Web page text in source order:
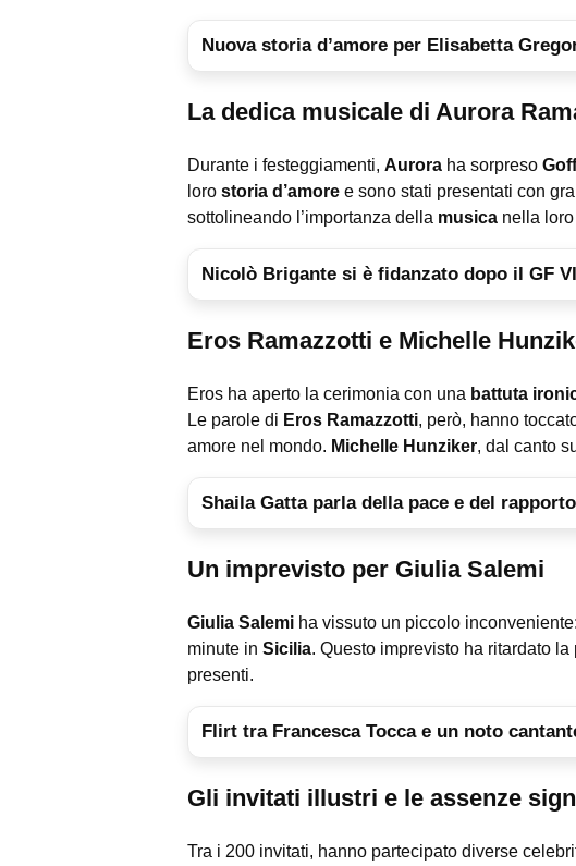
Nuova storia d’amore per Elisabetta
La dedica musicale di Aurora
Durante i festeggiamenti, Aurora ha sorpreso
loro storia d’amore e sono stati presentati con
sottolineando l’importanza della musica nella
Nicolò Brigante si è fidanzato dopo il GF
Eros Ramazzotti e Michelle
Eros ha aperto la cerimonia con una battuta
Le parole di Eros Ramazzotti, però, hanno
amore nel mondo. Michelle Hunziker, dal canto
Shaila Gatta parla della pace e del
Un imprevisto per Giulia Salemi
Giulia Salemi ha vissuto un piccolo
minute in Sicilia. Questo imprevisto ha ritardato
presenti.
Flirt tra Francesca Tocca e un noto
Gli invitati illustri e le assenze
Tra i 200 invitati, hanno partecipato diverse